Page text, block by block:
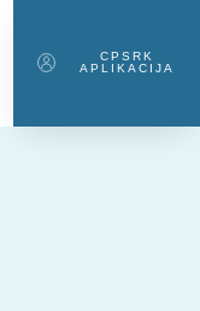
CPSRK
APLIKACIJA